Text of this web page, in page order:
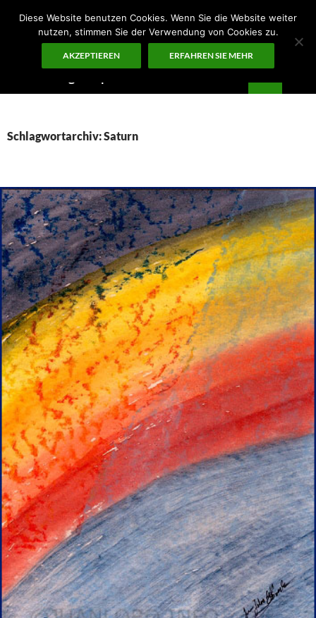
Inhalt
Schlagwortarchiv: Saturn
Diese Website benutzen Cookies. Wenn Sie die Website weiter
nutzen, stimmen Sie der Verwendung von Cookies zu.
AKZEPTIEREN ERFAHREN SIE MEHR